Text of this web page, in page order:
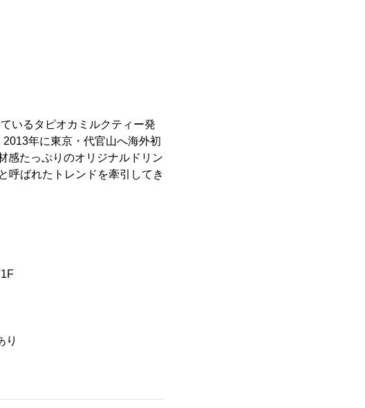
いるタピオカミルクティー発
年に東京・代官山へ海外初
感たっぷりのオリジナルドリン
呼ばれたトレンドを牽引してき